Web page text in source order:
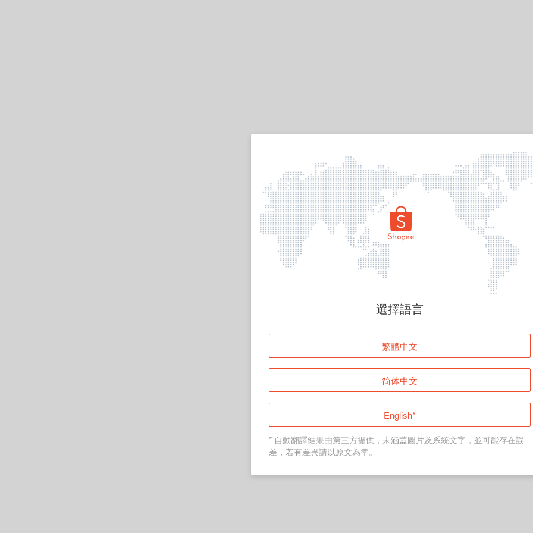
頁面無法顯示
登入
返回首頁
選擇語言
繁體中文
简体中文
English*
* 自動翻譯結果由第三方提供，未涵蓋圖片及系統文字，並可能存在誤
差，若有差異請以原文為準。